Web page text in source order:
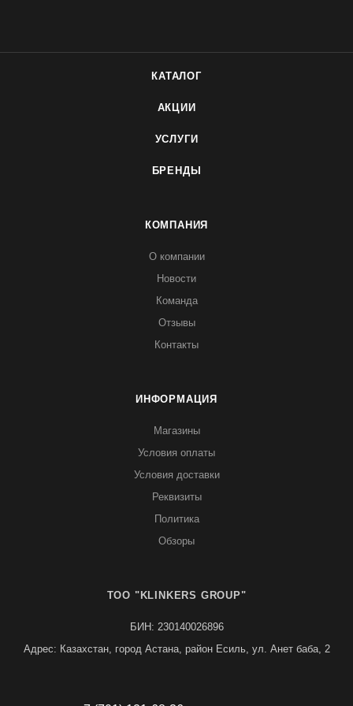
КАТАЛОГ
АКЦИИ
УСЛУГИ
БРЕНДЫ
КОМПАНИЯ
О компании
Новости
Команда
Отзывы
Контакты
ИНФОРМАЦИЯ
Магазины
Условия оплаты
Условия доставки
Реквизиты
Политика
Обзоры
TOO "KLINKERS GROUP"
БИН: 230140026896
Адрес: Казахстан, город Астана, район Есиль, ул. Анет баба, 2